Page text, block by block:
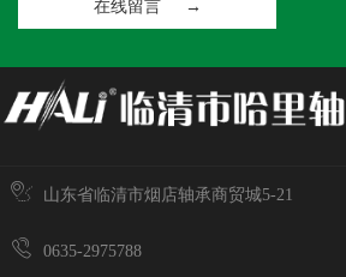
在线留言 →
山东省临清市烟店轴承商贸城5-21
0635-2975788